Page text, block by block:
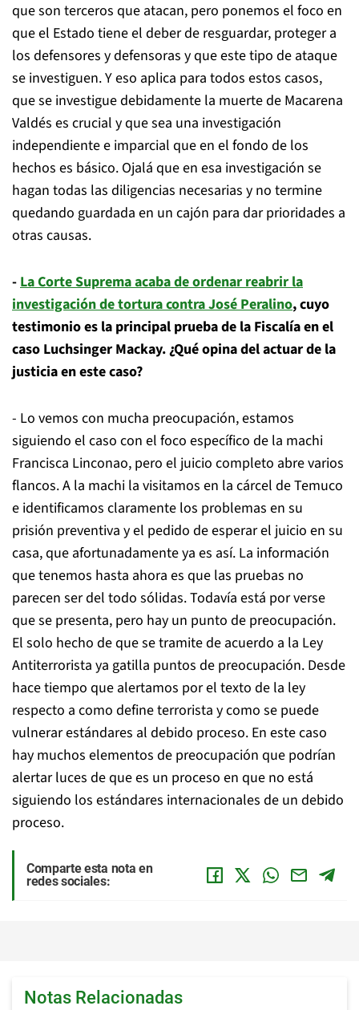
que son terceros que atacan, pero ponemos el foco en
que el Estado tiene el deber de resguardar, proteger a
los defensores y defensoras y que este tipo de ataque
se investiguen. Y eso aplica para todos estos casos,
que se investigue debidamente la muerte de Macarena
Valdés es crucial y que sea una investigación
independiente e imparcial que en el fondo de los
hechos es básico. Ojalá que en esa investigación se
hagan todas las diligencias necesarias y no termine
quedando guardada en un cajón para dar prioridades a
otras causas.
-La Corte Suprema acaba de ordenar reabrir la
investigación de tortura contra José Peralino, cuyo
testimonio es la principal prueba de la Fiscalía en el
caso Luchsinger Mackay. ¿Qué opina del actuar de la
justicia en este caso?
- Lo vemos con mucha preocupación, estamos
siguiendo el caso con el foco específico de la machi
Francisca Linconao, pero el juicio completo abre varios
flancos. A la machi la visitamos en la cárcel de Temuco
e identificamos claramente los problemas en su
prisión preventiva y el pedido de esperar el juicio en su
casa, que afortunadamente ya es así. La información
que tenemos hasta ahora es que las pruebas no
parecen ser del todo sólidas. Todavía está por verse
que se presenta, pero hay un punto de preocupación.
El solo hecho de que se tramite de acuerdo a la Ley
Antiterrorista ya gatilla puntos de preocupación. Desde
hace tiempo que alertamos por el texto de la ley
respecto a como define terrorista y como se puede
vulnerar estándares al debido proceso. En este caso
hay muchos elementos de preocupación que podrían
alertar luces de que es un proceso en que no está
siguiendo los estándares internacionales de un debido
proceso.
Comparte esta nota en
redes sociales:
Notas Relacionadas